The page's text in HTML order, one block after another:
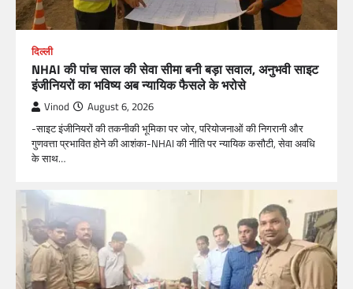
दिल्ली
NHAI की पांच साल की सेवा सीमा बनी बड़ा सवाल, अनुभवी साइट
इंजीनियरों का भविष्य अब न्यायिक फैसले के भरोसे
Vinod August 6, 2026
-साइट इंजीनियरों की तकनीकी भूमिका पर जोर, परियोजनाओं की निगरानी और
गुणवत्ता प्रभावित होने की आशंका-NHAI की नीति पर न्यायिक कसौटी, सेवा अवधि
के साथ…